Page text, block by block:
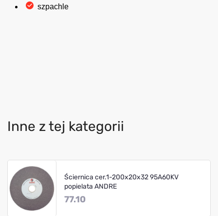
szpachle
Inne z tej kategorii
Ściernica cer.1-200x20x32 95A60KV
popielata ANDRE
77.10